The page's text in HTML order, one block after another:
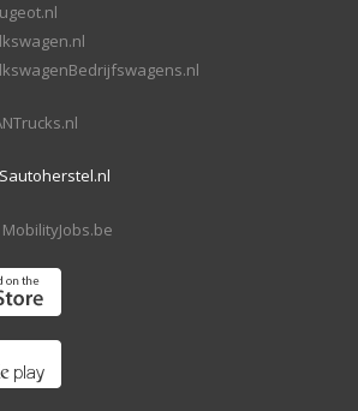
MobilityJobs.be